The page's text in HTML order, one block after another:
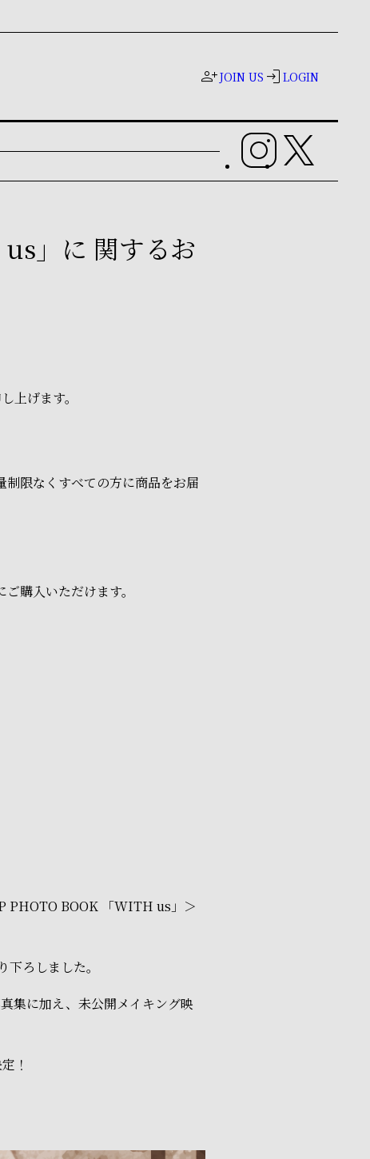
person_addJOIN US login LOGIN
」に 関するお
上げます。
限なくすべての方に商品をお届
購入いただけます。
PHOTO BOOK 「WITH us」＞
ろしました。
集に加え、未公開メイキング映
！